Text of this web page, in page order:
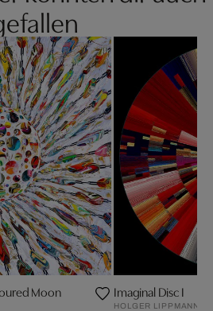
Moon Imaginal Disc I
HOLGER LIPPMANN